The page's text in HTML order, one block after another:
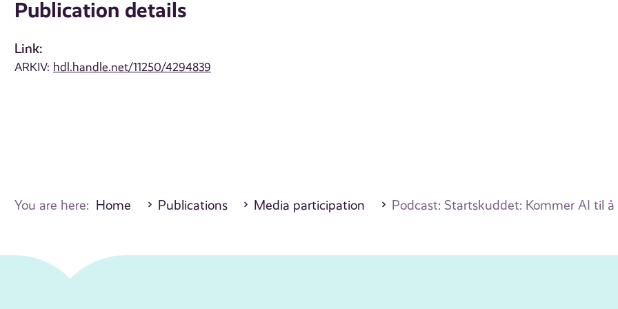
Publication details
Link:
ARKIV: hdl.handle.net/11250/4294839
You are here: Home Publications Media participation Podcast: Startskuddet: Kommer AI til